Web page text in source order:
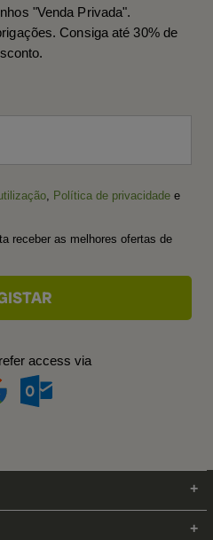
"Venda Privada".
Consiga até 30% de
Política de privacidade e
receber as melhores ofertas de
access via